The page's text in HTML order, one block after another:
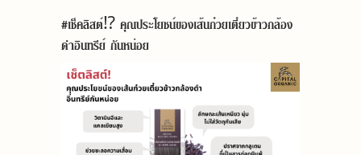
#เช็คลิสต์⁉ คุณประโยชน์ของเส้นก๋วยเตี๋ยวข้าวกล้อง
ดำอินทรีย์ กันหน่อย